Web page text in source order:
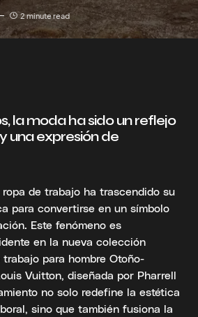
2 minute read
la moda ha sido un reflejo
una expresión de
de trabajo ha trascendido su
para convertirse en un símbolo
Este fenómeno es
en la nueva colección
para hombre Otoño-
Vuitton, diseñada por Pharrell
no solo redefine la estética
sino que también fusiona la